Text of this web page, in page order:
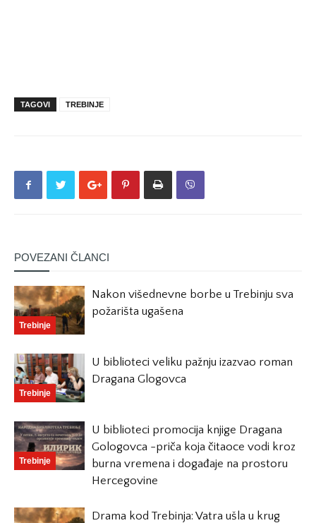
TAGOVI TREBINJE
POVEZANI ČLANCI
Trebinje
Nakon višednevne borbe u Trebinju sva
požarišta ugašena
Trebinje
U biblioteci veliku pažnju izazvao roman
Dragana Glogovca
Trebinje
U biblioteci promocija knjige Dragana
Gologovca -priča koja čitaoce vodi kroz
burna vremena i događaje na prostoru
Hercegovine
Drama kod Trebinja: Vatra ušla u krug